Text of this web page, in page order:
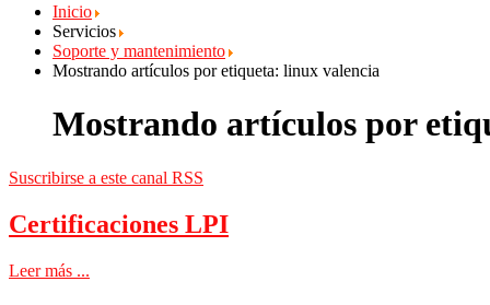
Inicio
Servicios
Soporte y mantenimiento
Mostrando artículos por etiqueta: linux valencia
Mostrando artículos por
Suscribirse a este canal RSS
Certificaciones LPI
Leer más ...